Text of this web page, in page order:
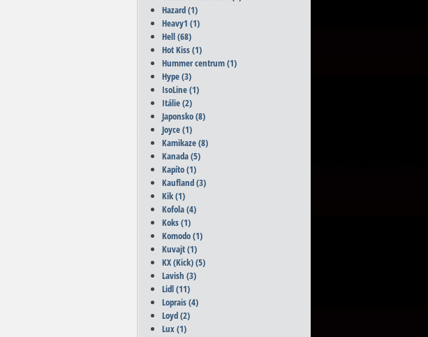
Hazard(1)
Heavy1(1)
Hell(68)
Hot Kiss(1)
Hummer centrum(1)
Hype(3)
IsoLine(1)
Itálie(2)
Japonsko(8)
Joyce(1)
Kamikaze(8)
Kanada(5)
Kapíto(1)
Kaufland(3)
Kik(1)
Kofola(4)
Koks(1)
Komodo(1)
Kuvajt(1)
KX (Kick)(5)
Lavish(3)
Lidl(11)
Loprais(4)
Loyd(2)
Lux(1)